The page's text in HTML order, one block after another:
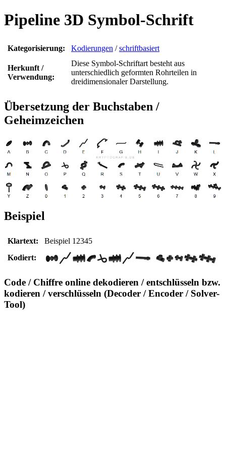
Pipeline 3D Symbol-Schrift
Kategorisierung: Kodierungen /schriftbasiert
Herkunft /
Verwendung:
Diese Symbol-Schriftart besteht aus
unterschiedlich geformten Rohrteilen in
dreidimensionaler Darstellung.
Übersetzung der Buchstaben /
Geheimzeichen
Beispiel
Klartext:
Beispiel 12345
Kodiert:
Code / Chiffre online dekodieren / entschlüsseln bzw.
kodieren / verschlüsseln (Decoder / Encoder / Solver-
Tool)